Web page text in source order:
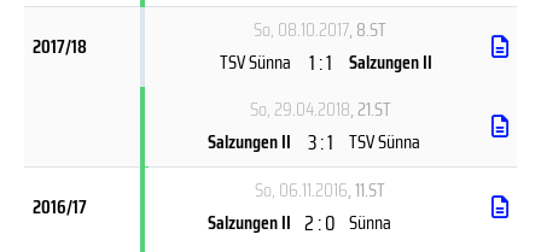
2017/18
So, 08.10.2017, 8.ST
TSV Sünna
1 : 1
Salzungen II
So, 29.04.2018, 21.ST
Salzungen II 3 : 1 TSV Sünna
2016/17
So, 06.11.2016, 11.ST
Salzungen II 2 : 0 Sünna